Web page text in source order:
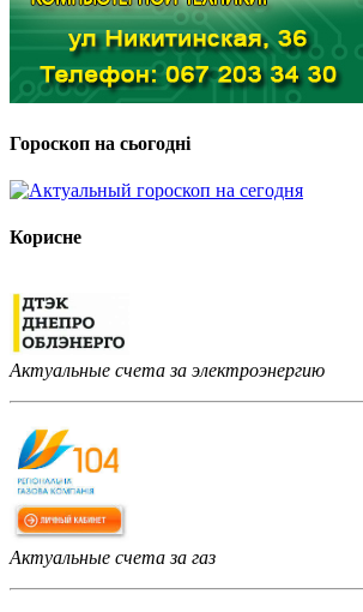
Гороскоп на сьогодні
Корисне
Актуальные счета за электроэнергию
Актуальные счета за газ